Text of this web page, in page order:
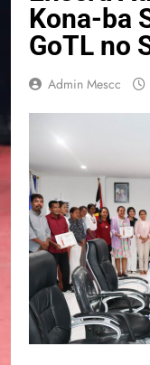
Kona-ba
GoTL no
Admin Mescc